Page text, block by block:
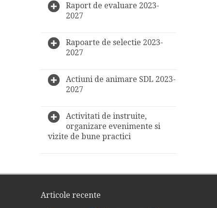
Raport de evaluare 2023-
2027
Rapoarte de selectie 2023-
2027
Actiuni de animare SDL 2023-
2027
Activitati de instruite,
organizare evenimente si
vizite de bune practici
Articole recente